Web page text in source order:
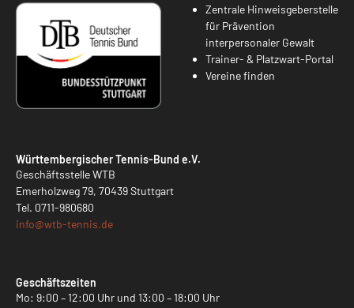
Zentrale Hinweisgeberstelle
für Prävention
interpersonaler Gewalt
Trainer- & Platzwart-Portal
Vereine finden
Württembergischer Tennis-Bund e.V.
Geschäftsstelle WTB
Emerholzweg 79, 70439 Stuttgart
Tel. 0711-980680
info@wtb-tennis.de
Geschäftszeiten
Mo: 9:00 – 12:00 Uhr und 13:00 – 18:00 Uhr